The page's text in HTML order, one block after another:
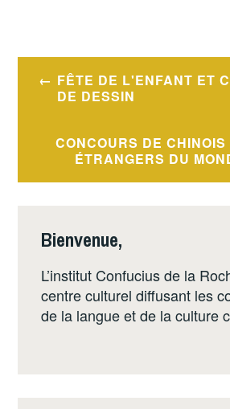
Navigation
l’article
FÊTE DE L'ENFANT ET
DE DESSIN
CONCOURS DE
ÉTRANGERS DU
Bienvenue,
L’institut Confucius de la
centre culturel diffusant les
de la langue et de la culture